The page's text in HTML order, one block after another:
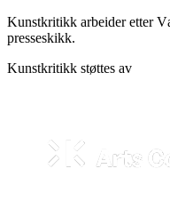
Kunstkritikk arbeider etter
presseskikk.
Kunstkritikk støttes av